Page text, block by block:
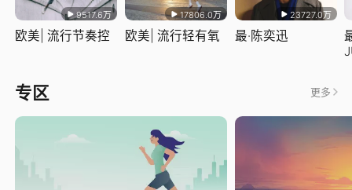
9517.6万
欧美| 流行节奏控
17806.0万
欧美| 流行轻有氧
23727.0万
最·陈奕迅
专区 更多